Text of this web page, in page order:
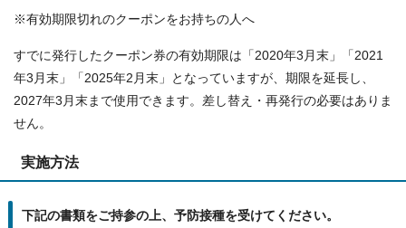
※有効期限切れのクーポンをお持ちの人へ
すでに発行したクーポン券の有効期限は「2020年3月末」「2021
年3月末」「2025年2月末」となっていますが、期限を延長し、
2027年3月末まで使用できます。差し替え・再発行の必要はありま
せん。
実施方法
下記の書類をご持参の上、予防接種を受けてください。